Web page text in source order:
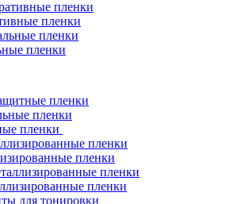
пленки
пленки
пленки
пленки
пленки
пленки